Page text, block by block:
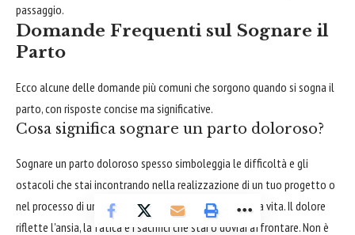
passaggio.
Domande Frequenti sul Sognare il
Parto
Ecco alcune delle domande più comuni che sorgono quando si sogna il
parto, con risposte concise ma significative.
Cosa significa sognare un parto doloroso?
Sognare un parto doloroso spesso simboleggia le difficoltà e gli
ostacoli che stai incontrando nella realizzazione di un tuo progetto o
nel processo di un cambiamento significativo nella tua vita. Il dolore
riflette l'ansia, la fatica e i sacrifici che stai o dovrai affrontare. Non è